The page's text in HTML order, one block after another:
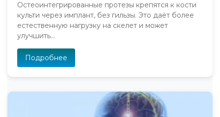
Остеоинтегрированные протезы крепятся к кости
культи через имплант, без гильзы. Это даёт более
естественную нагрузку на скелет и может
улучшить...
Подробнее